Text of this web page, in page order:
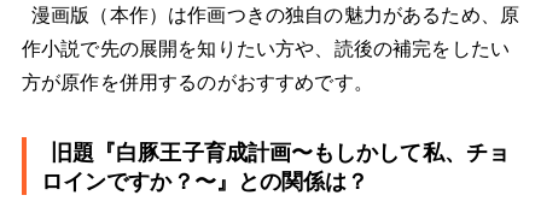
漫画版（本作）は作画つきの独自の魅力があるため、原
作小説で先の展開を知りたい方や、読後の補完をしたい
方が原作を併用するのがおすすめです。
旧題『白豚王子育成計画〜もしかして私、チョ
ロインですか？〜』との関係は？